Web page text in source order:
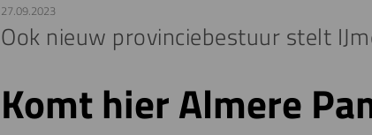
27.09.2023
Ook nieuw provinciebestuur stelt
Komt hier Almere